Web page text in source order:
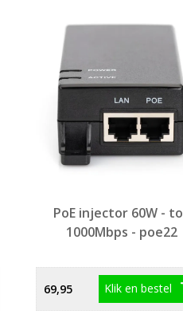
PoE injector 60W -
1000Mbps - poe22
69,95 Klik en bestel